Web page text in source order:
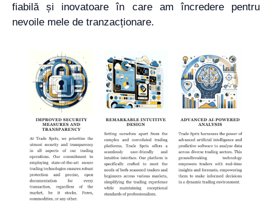
fiabilă și inovatoare în care am încredere pentru
nevoile mele de tranzacționare.